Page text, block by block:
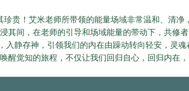
贵！艾米老师所带领的能量场域非常温和、清
间，在老师的引导和场域能量的带动下，共修
静存神，引领我们的内在由躁动转向轻安，灵
觉知的旅程，不仅让我们回归自心，回归内在